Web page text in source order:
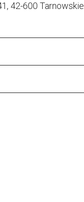
42-600 Tarnowskie